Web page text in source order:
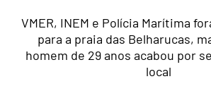
VMER, INEM e Polícia Marítima
para a praia das Belharucas,
homem de 29 anos acabou por
local